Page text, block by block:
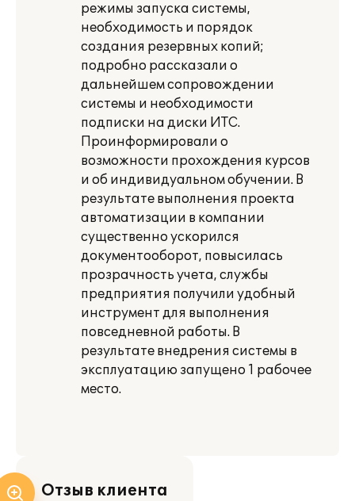
режимы запуска системы,
необходимость и порядок
создания резервных копий;
подробно рассказали о
дальнейшем сопровождении
системы и необходимости
подписки на диски ИТС.
Проинформировали о
возможности прохождения курсов
и об индивидуальном обучении. В
результате выполнения проекта
автоматизации в компании
существенно ускорился
документооборот, повысилась
прозрачность учета, службы
предприятия получили удобный
инструмент для выполнения
повседневной работы. В
результате внедрения системы в
эксплуатацию запущено 1 рабочее
место.
Отзыв клиента